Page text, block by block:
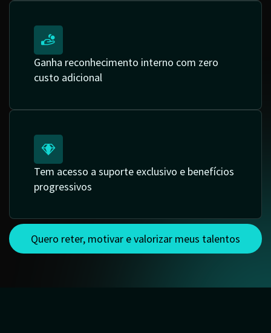
Ganha reconhecimento interno com zero
custo adicional
Tem acesso a suporte exclusivo e benefícios
progressivos
Quero reter, motivar e valorizar meus talentos